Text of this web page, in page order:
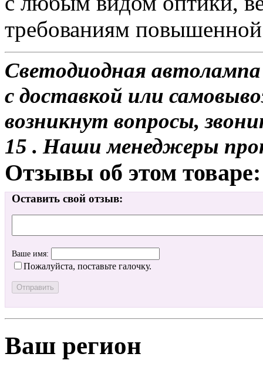
требованиям повышенной
Светодиодная
с доставкой или
возникнут вопросы,
15 . Наши менеджеры
Отзывы об этом товаре:
Оставить свой отзыв:
Ваше имя:
Пожалуйста, поставьте галочку.
Ваш регион